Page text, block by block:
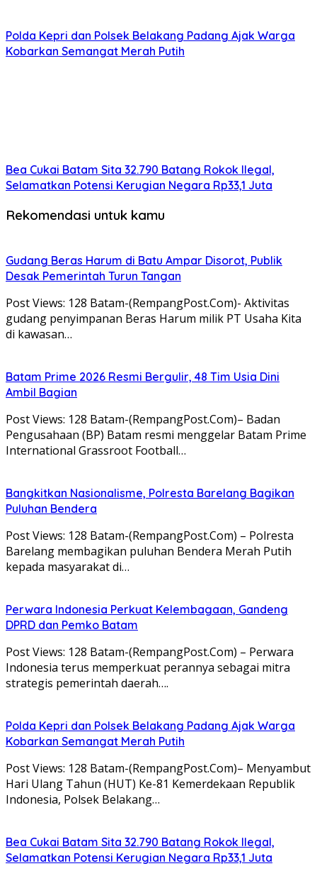
Polda Kepri dan Polsek Belakang Padang Ajak Warga
Kobarkan Semangat Merah Putih
Bea Cukai Batam Sita 32.790 Batang Rokok Ilegal,
Selamatkan Potensi Kerugian Negara Rp33,1 Juta
Rekomendasi untuk kamu
Gudang Beras Harum di Batu Ampar Disorot, Publik
Desak Pemerintah Turun Tangan
Post Views: 128 Batam-(RempangPost.Com)- Aktivitas
gudang penyimpanan Beras Harum milik PT Usaha Kita
di kawasan…
Batam Prime 2026 Resmi Bergulir, 48 Tim Usia Dini
Ambil Bagian
Post Views: 128 Batam-(RempangPost.Com)– Badan
Pengusahaan (BP) Batam resmi menggelar Batam Prime
International Grassroot Football…
Bangkitkan Nasionalisme, Polresta Barelang Bagikan
Puluhan Bendera
Post Views: 128 Batam-(RempangPost.Com) – Polresta
Barelang membagikan puluhan Bendera Merah Putih
kepada masyarakat di…
Perwara Indonesia Perkuat Kelembagaan, Gandeng
DPRD dan Pemko Batam
Post Views: 128 Batam-(RempangPost.Com) – Perwara
Indonesia terus memperkuat perannya sebagai mitra
strategis pemerintah daerah….
Polda Kepri dan Polsek Belakang Padang Ajak Warga
Kobarkan Semangat Merah Putih
Post Views: 128 Batam-(RempangPost.Com)– Menyambut
Hari Ulang Tahun (HUT) Ke-81 Kemerdekaan Republik
Indonesia, Polsek Belakang…
Bea Cukai Batam Sita 32.790 Batang Rokok Ilegal,
Selamatkan Potensi Kerugian Negara Rp33,1 Juta